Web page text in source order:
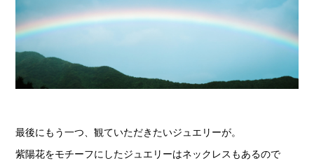
最後にもう一つ、観ていただきたいジュエリーが。
紫陽花をモチーフにしたジュエリーはネックレスもあるので